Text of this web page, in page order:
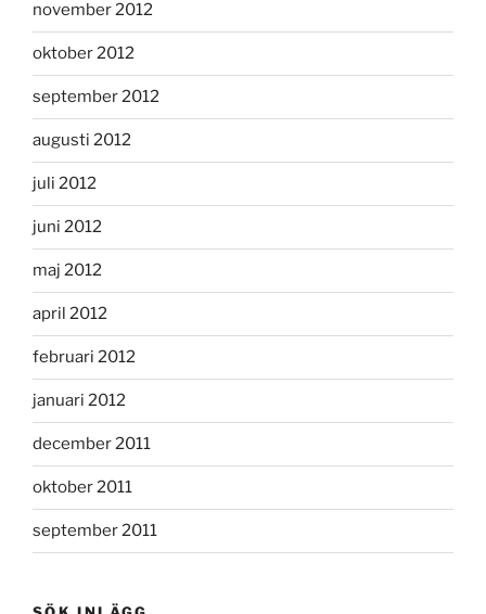
november 2012
oktober 2012
september 2012
augusti 2012
juli 2012
juni 2012
maj 2012
april 2012
februari 2012
januari 2012
december 2011
oktober 2011
september 2011